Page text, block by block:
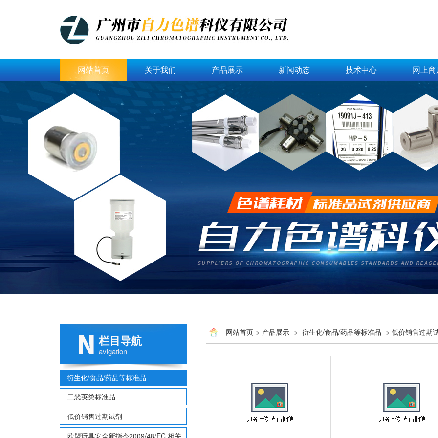
网站首页 关于我们 产品展示 新闻动态 技术中心 网上商
栏目导航
avigation
衍生化/食品/药品等标准品
二恶英类标准品
低价销售过期试剂
欧盟玩具安全新指令2009/48/EC 相关
网站首页 > 产品展示 > 衍生化/食品/药品等标准品 > 低价销售过期